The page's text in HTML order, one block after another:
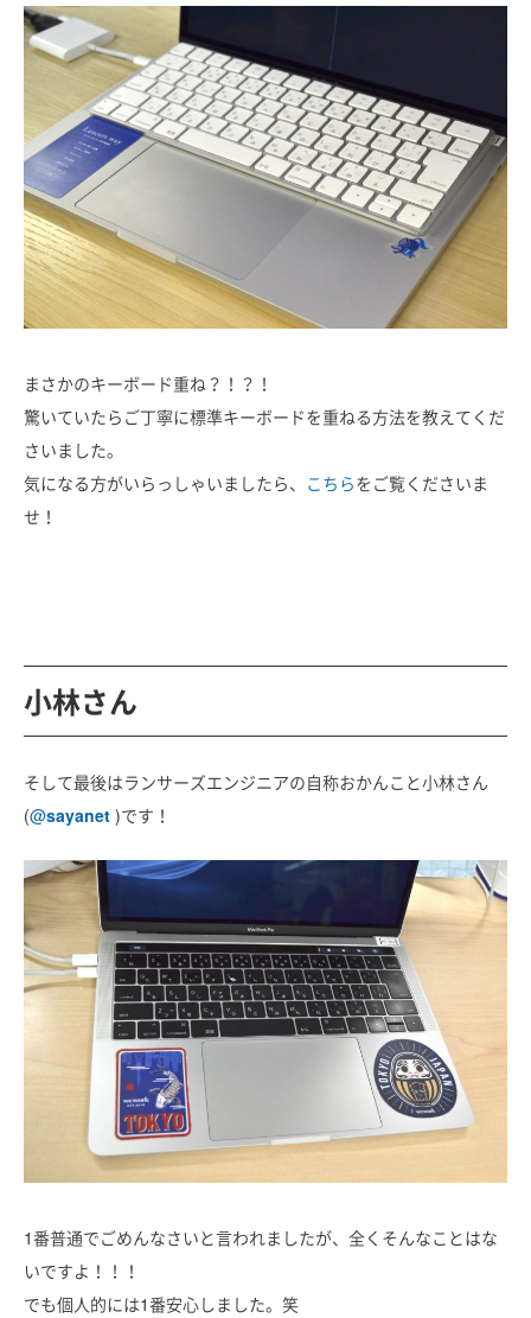
まさかのキーボード重ね？！？！
驚いていたらご丁寧に標準キーボードを重ねる方法を教えてくだ
さいました。
気になる方がいらっしゃいましたら、 こちらをご覧くださいま
せ！
小林さん
そして最後はランサーズエンジニアの自称おかんこと小林さん
(@sayanet )です！
1番普通でごめんなさいと言われましたが、全くそんなことはな
いですよ！！！
でも個人的には1番安心しました。笑